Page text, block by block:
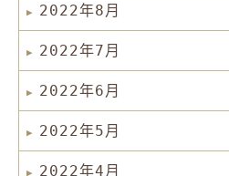
2022年8月
2022年7月
2022年6月
2022年5月
2022年4月